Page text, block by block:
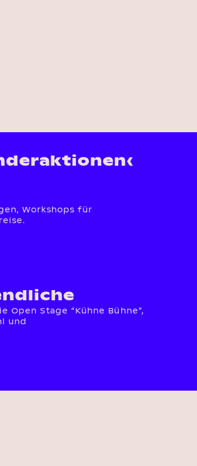
Workshops für
Stage “Kühne Bühne”,
und